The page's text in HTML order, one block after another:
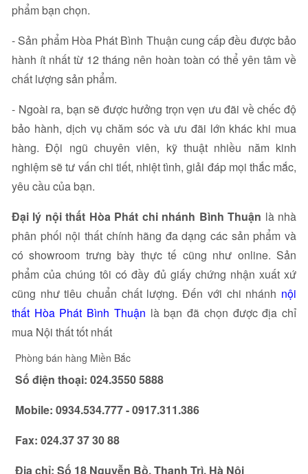
phẩm bạn chọn.
- Sản phẩm Hòa Phát Bình Thuận cung cấp đều được bảo
hành ít nhất từ 12 tháng nên hoàn toàn có thể yên tâm về
chất lượng sản phẩm.
- Ngoài ra, bạn sẽ được hưởng trọn vẹn ưu đãi về chếc độ
bảo hành, dịch vụ chăm sóc và ưu đãi lớn khác khi mua
hàng. Đội ngũ chuyên viên, kỹ thuật nhiều năm kinh
nghiệm sẽ tư vấn chi tiết, nhiệt tình, giải đáp mọi thắc mắc,
yêu cầu của bạn.
Đại lý nội thất Hòa Phát chi nhánh Bình Thuận là nhà
phân phối nội thất chính hãng đa dạng các sản phẩm và
có showroom trưng bày thực tế cũng như online. Sản
phẩm của chúng tôi có đầy đủ giấy chứng nhận xuất xứ
cũng như tiêu chuẩn chất lượng. Đến với chi nhánh nội
thất Hòa Phát Bình Thuận là bạn đã chọn được địa chỉ
mua Nội thất tốt nhất
Phòng bán hàng Miền Bắc
Số điện thoại: 024.3550 5888
Mobile: 0934.534.777 - 0917.311.386
Fax: 024.37 37 30 88
Địa chỉ: Số 18 Nguyễn Bồ, Thanh Trì, Hà Nội